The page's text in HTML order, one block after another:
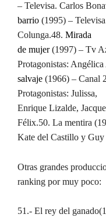
– Televisa. Carlos
barrio (1995) –
Colunga.48. Mirada
de mujer(1997) – Tv
Protagonistas:
salvaje (1966) – Canal
Protagonistas: Julissa,
Enrique Lizalde,
Félix.50. La mentira
Kate del Castillo y Guy
Otras grandes
ranking por muy poco:
51.- El rey del